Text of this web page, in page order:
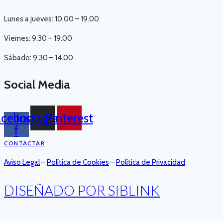
Lunes a jueves: 10.00 – 19.00
Viernes: 9.30 – 19.00
Sábado: 9.30 – 14.00
Social Media
f
InstagramPinterest
CONTACTAR
Aviso Legal–Política de Cookies –Política de Privacidad
DISEÑADO POR SIBLINK